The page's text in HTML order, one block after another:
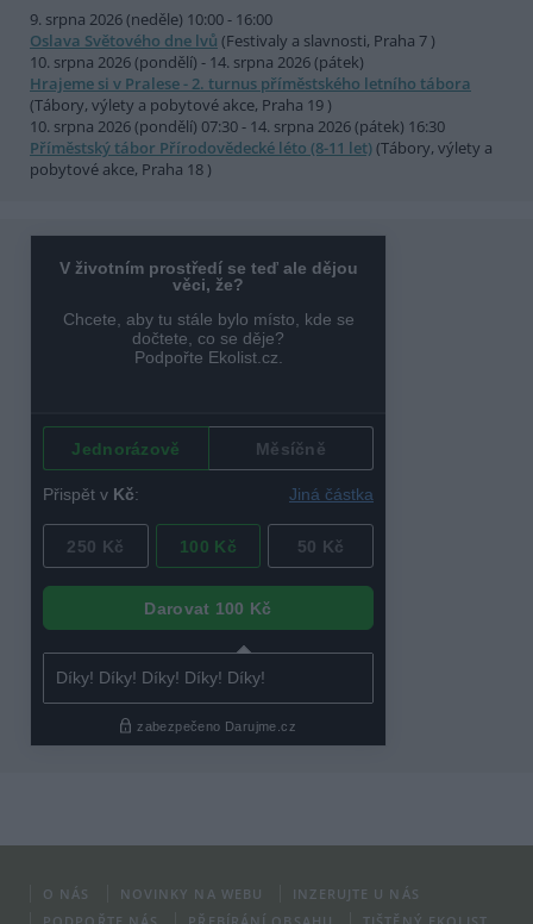
9. srpna 2026 (neděle) 10:00 - 16:00
Oslava Světového dne lvů (Festivaly a slavnosti, Praha 7 )
10. srpna 2026 (pondělí) - 14. srpna 2026 (pátek)
Hrajeme si v Pralese - 2. turnus příměstského letního tábora
(Tábory, výlety a pobytové akce, Praha 19 )
10. srpna 2026 (pondělí) 07:30 - 14. srpna 2026 (pátek) 16:30
Příměstský tábor Přírodovědecké léto (8-11 let)(Tábory, výlety a
pobytové akce, Praha 18 )
O NÁS NOVINKY NA WEBU
INZERUJTE U NÁS